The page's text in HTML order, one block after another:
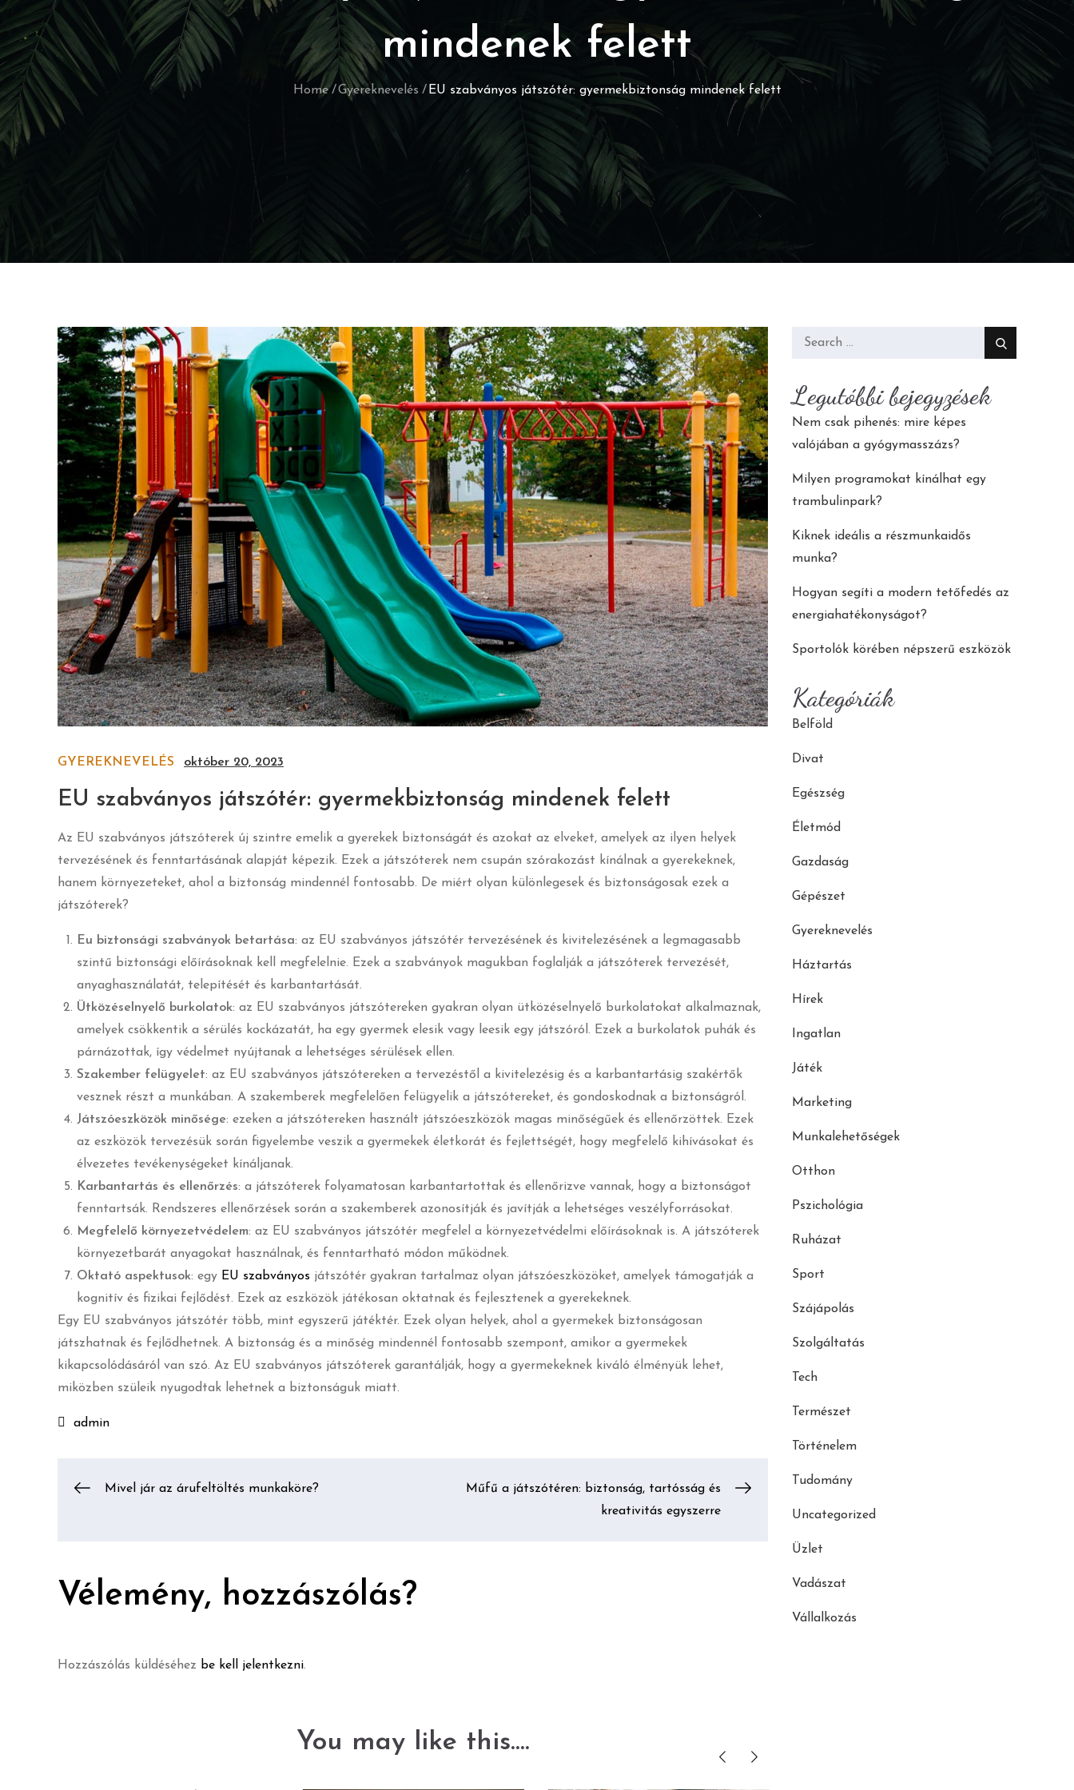
mindenek felett
Home Gyereknevelés EU szabványos játszótér: gyermekbiztonság mindenek felett
GYEREKNEVELÉS október 20, 2023
EU szabványos játszótér: gyermekbiztonság mindenek felett
Az EU szabványos játszóterek új szintre emelik a gyerekek biztonságát és azokat az elveket, amelyek az ilyen helyek
tervezésének és fenntartásának alapját képezik. Ezek a játszóterek nem csupán szórakozást kínálnak a gyerekeknek,
hanem környezeteket, ahol a biztonság mindennél fontosabb. De miért olyan különlegesek és biztonságosak ezek a
játszóterek?
Eu biztonsági szabványok betartása: az EU szabványos játszótér tervezésének és kivitelezésének a legmagasabb
szintű biztonsági előírásoknak kell megfelelnie. Ezek a szabványok magukban foglalják a játszóterek tervezését,
anyaghasználatát, telepítését és karbantartását.
Ütközéselnyelő burkolatok: az EU szabványos játszótereken gyakran olyan ütközéselnyelő burkolatokat alkalmaznak,
amelyek csökkentik a sérülés kockázatát, ha egy gyermek elesik vagy leesik egy játszóról. Ezek a burkolatok puhák és
párnázottak, így védelmet nyújtanak a lehetséges sérülések ellen.
Szakember felügyelet: az EU szabványos játszótereken a tervezéstől a kivitelezésig és a karbantartásig szakértők
vesznek részt a munkában. A szakemberek megfelelően felügyelik a játszótereket, és gondoskodnak a biztonságról.
Játszóeszközök minősége: ezeken a játszótereken használt játszóeszközök magas minőségűek és ellenőrzöttek. Ezek
az eszközök tervezésük során figyelembe veszik a gyermekek életkorát és fejlettségét, hogy megfelelő kihívásokat és
élvezetes tevékenységeket kínáljanak.
Karbantartás és ellenőrzés: a játszóterek folyamatosan karbantartottak és ellenőrizve vannak, hogy a biztonságot
fenntartsák. Rendszeres ellenőrzések során a szakemberek azonosítják és javítják a lehetséges veszélyforrásokat.
Megfelelő környezetvédelem: az EU szabványos játszótér megfelel a környezetvédelmi előírásoknak is. A játszóterek
környezetbarát anyagokat használnak, és fenntartható módon működnek.
Oktató aspektusok: egy EU szabványos játszótér gyakran tartalmaz olyan játszóeszközöket, amelyek támogatják a
kognitív és fizikai fejlődést. Ezek az eszközök játékosan oktatnak és fejlesztenek a gyerekeknek.
Egy EU szabványos játszótér több, mint egyszerű játéktér. Ezek olyan helyek, ahol a gyermekek biztonságosan
játszhatnak és fejlődhetnek. A biztonság és a minőség mindennél fontosabb szempont, amikor a gyermekek
kikapcsolódásáról van szó. Az EU szabványos játszóterek garantálják, hogy a gyermekeknek kiváló élményük lehet,
miközben szüleik nyugodtak lehetnek a biztonságuk miatt.
admin
Bejegyzés
Mivel jár az árufeltöltés munkaköre?
Műfű a játszótéren: biztonság, tartósság és
kreativitás egyszerre
Vélemény, hozzászólás?
Hozzászólás küldéséhez be kell jelentkezni.
You may like this....
Search
Legutóbbi bejegyzések
Nem csak pihenés: mire képes
valójában a gyógymasszázs?
Milyen programokat kínálhat egy
trambulinpark?
Kiknek ideális a részmunkaidős
munka?
Hogyan segíti a modern tetőfedés az
energiahatékonyságot?
Sportolók körében népszerű eszközök
Kategóriák
Belföld
Divat
Egészség
Életmód
Gazdaság
Gépészet
Gyereknevelés
Háztartás
Hírek
Ingatlan
Játék
Marketing
Munkalehetőségek
Otthon
Pszichológia
Ruházat
Sport
Szájápolás
Szolgáltatás
Tech
Természet
Történelem
Tudomány
Uncategorized
Üzlet
Vadászat
Vállalkozás